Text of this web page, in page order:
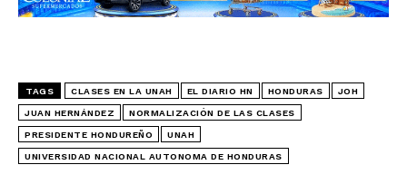
TAGS CLASES EN LA UNAH EL DIARIO HN HONDURAS JOH
JUAN HERNÁNDEZ NORMALIZACIÓN DE LAS CLASES
PRESIDENTE HONDUREÑO UNAH
UNIVERSIDAD NACIONAL AUTONOMA DE HONDURAS